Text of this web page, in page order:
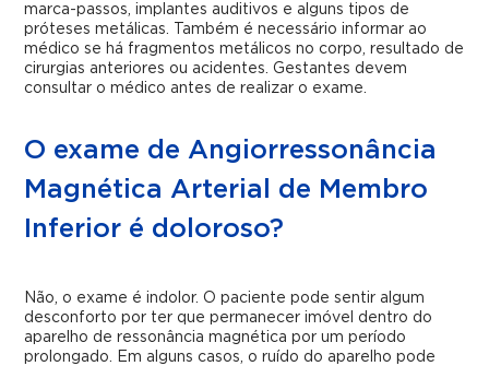
marca-passos, implantes auditivos e alguns tipos de
próteses metálicas. Também é necessário informar ao
médico se há fragmentos metálicos no corpo, resultado de
cirurgias anteriores ou acidentes. Gestantes devem
consultar o médico antes de realizar o exame.
O exame de Angiorressonância
Magnética Arterial de Membro
Inferior é doloroso?
Não, o exame é indolor. O paciente pode sentir algum
desconforto por ter que permanecer imóvel dentro do
aparelho de ressonância magnética por um período
prolongado. Em alguns casos, o ruído do aparelho pode